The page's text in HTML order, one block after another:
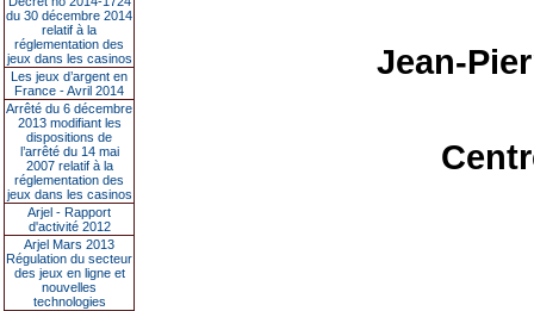
du 30 décembre 2014
relatif à la
réglementation des
jeux dans les casinos
Les jeux d’argent en
France - Avril 2014
Arrêté du 6 décembre
2013 modifiant les
dispositions de
l’arrêté du 14 mai
2007 relatif à la
réglementation des
jeux dans les casinos
Arjel - Rapport
d'activité 2012
Arjel Mars 2013
Régulation du secteur
des jeux en ligne et
nouvelles
technologies
Jean-